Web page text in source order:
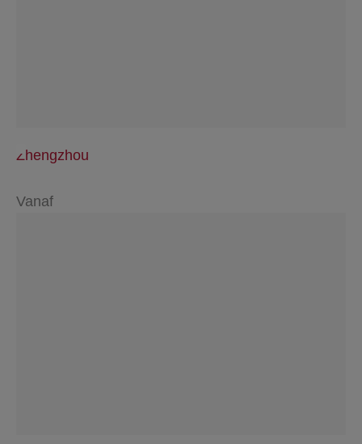
Zhengzhou
Vanaf